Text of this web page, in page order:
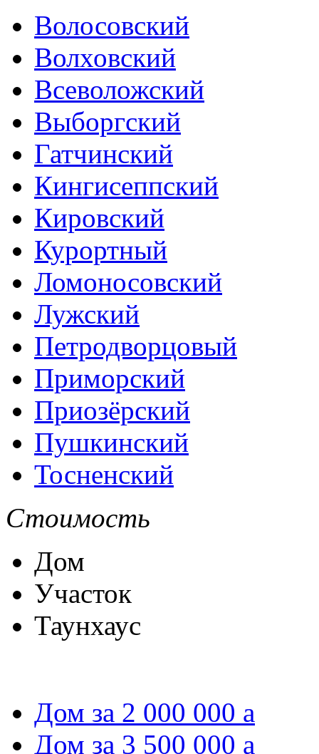
Волосовский
Волховский
Всеволожский
Выборгский
Гатчинский
Кингисеппский
Кировский
Курортный
Ломоносовский
Лужский
Петродворцовый
Приморский
Приозёрский
Пушкинский
Тосненский
Стоимость
Дом
Участок
Таунхаус
Дом за 2 000 000 a
Дом за 3 500 000 a